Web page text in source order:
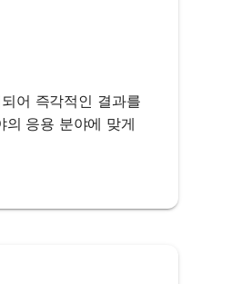
어 즉각적인 결과를
응용 분야에 맞게